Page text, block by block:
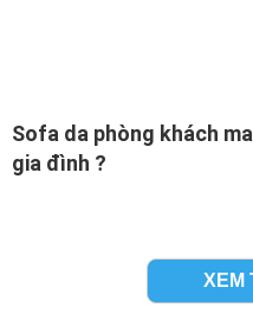
Sofa da phòng khách
gia đình ?
sofa phải mua.
Đầu tiên chiếc ghế sofa
XEM